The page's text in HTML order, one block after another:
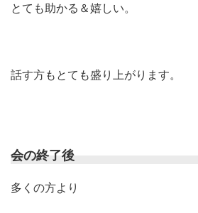
とても助かる＆嬉しい。
話す方もとても盛り上がります。
会の終了後
多くの方より